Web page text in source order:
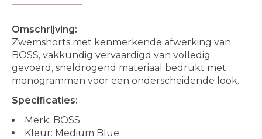
Omschrijving:
Zwemshorts met kenmerkende afwerking van
BOSS, vakkundig vervaardigd van volledig
gevoerd, sneldrogend materiaal bedrukt met
monogrammen voor een onderscheidende look.
Specificaties:
Merk: BOSS
Kleur: Medium Blue